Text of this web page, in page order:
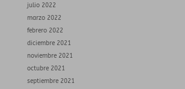
julio 2022
marzo 2022
febrero 2022
diciembre 2021
noviembre 2021
octubre 2021
septiembre 2021